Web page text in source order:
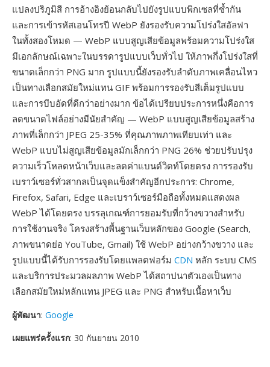
แปลงปริภูมิสี การอ้างอิงย้อนกลับไปยังรูปแบบพิกเซลที่ซ้ำกัน
และการเข้ารหัสเอนโทรปี WebP ยังรองรับความโปร่งใสอัลฟา
ในทั้งสองโหมด — WebP แบบสูญเสียข้อมูลพร้อมความโปร่งใส
มีเอกลักษณ์เฉพาะในบรรดารูปแบบเว็บทั่วไป ให้ภาพกึ่งโปร่งใสที่
ขนาดเล็กกว่า PNG มาก รูปแบบนี้ยังรองรับลำดับภาพเคลื่อนไหว
เป็นทางเลือกสมัยใหม่แทน GIF พร้อมการรองรับสีเต็มรูปแบบ
และการบีบอัดที่ดีกว่าอย่างมาก ข้อได้เปรียบประการหนึ่งคือการ
ลดขนาดไฟล์อย่างมีนัยสำคัญ — WebP แบบสูญเสียข้อมูลสร้าง
ภาพที่เล็กกว่า JPEG 25-35% ที่คุณภาพภาพเทียบเท่า และ
WebP แบบไม่สูญเสียข้อมูลมักเล็กกว่า PNG 26% ช่วยปรับปรุง
ความเร็วโหลดหน้าเว็บและลดค่าแบนด์วิดท์โดยตรง การรองรับ
เบราว์เซอร์ทั่วสากลเป็นจุดแข็งสำคัญอีกประการ: Chrome,
Firefox, Safari, Edge และเบราว์เซอร์มือถือทั้งหมดแสดงผล
WebP ได้โดยตรง บรรลุเกณฑ์การยอมรับที่กว้างขวางสำหรับ
การใช้งานจริง โครงสร้างพื้นฐานเว็บหลักของ Google (Search,
ภาพขนาดย่อ YouTube, Gmail) ใช้ WebP อย่างกว้างขวาง และ
รูปแบบนี้ได้รับการรองรับโดยแพลตฟอร์ม CDN หลัก ระบบ CMS
และบริการประมวลผลภาพ WebP ได้สถาปนาตัวเองเป็นทาง
เลือกสมัยใหม่หลักแทน JPEG และ PNG สำหรับเนื้อหาเว็บ
ผู้พัฒนา: Google
เผยแพร่ครั้งแรก: 30 กันยายน 2010